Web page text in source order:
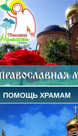
ПОМОЩЬ ХРАМАМ